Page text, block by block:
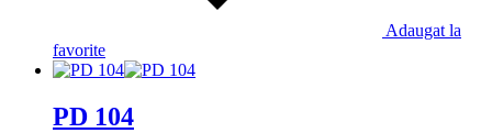
Adaugat la
favorite
PD 104